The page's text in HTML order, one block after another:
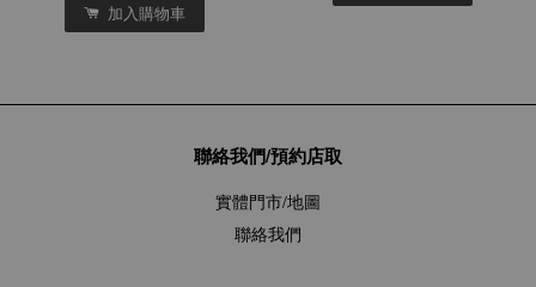
加入購物車
聯絡我們/預約店取
實體門市/地圖
聯絡我們